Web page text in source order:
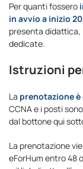
Per quanti fossero
in avvio a inizio
presenta didattica,
dedicate.
Istruzioni
La prenotazione
CCNA e i posti
dal bottone qui
La prenotazione
eForHum entro 48